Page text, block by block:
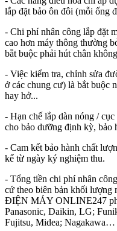
lắp đặt bảo ôn đôi (mỗi ống
- Chi phí nhân công lắp đặt
cao hơn máy thông thường
bắt buộc phải hút chân
- Việc kiểm tra, chỉnh sửa
ở các chung cư) là bắt buộc
hay hở...
- Hạn chế lắp dàn nóng /
cho bảo dưỡng định kỳ, bảo
- Cam kết bảo hành chất
kể từ ngày ký nghiệm thu.
- Tổng tiền chi phí nhân
cứ theo biên bản khối lượng
ĐIỆN MÁY ONLINE247
Panasonic, Daikin, LG;
Fujitsu, Midea; Nagakawa…